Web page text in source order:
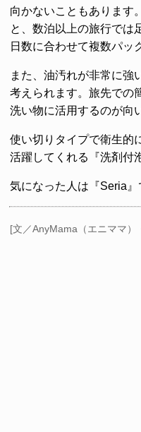
向かないこともあります
と、数泊以上の旅行では
日数に合わせて複数パッ
また、油汚れが非常に強
考えられます。旅先での
洗い物に活用するのが向
使い切りタイプで衛生的
活躍してくれる『洗剤付
気になった人は『Seria』
[文／AnyMama（エニママ）